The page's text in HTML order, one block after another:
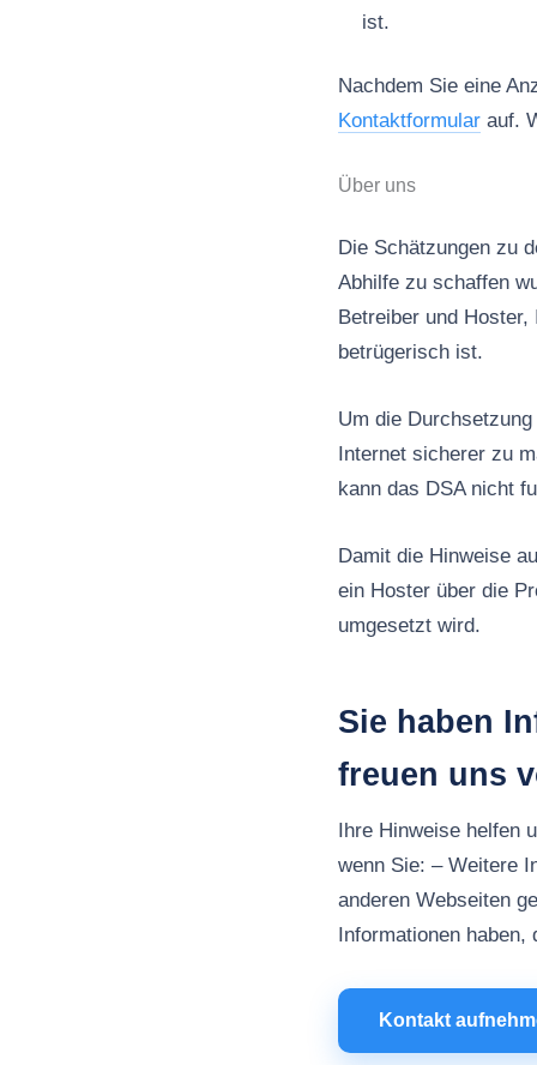
ist.
Nachdem Sie eine
Kontaktformular auf.
Über uns
Die Schätzungen zu
Abhilfe zu schaffen
Betreiber und
betrügerisch ist.
Um die
Internet sicherer zu
kann das DSA nicht
Damit die Hinweise
ein Hoster über die
umgesetzt wird.
Sie haben
freuen uns
Ihre Hinweise helfen
wenn Sie: – Weitere
anderen Webseiten
Informationen
Kontakt